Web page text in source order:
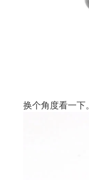
换个角度看一下。